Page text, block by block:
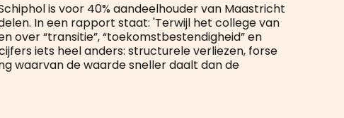
is voor 40% aandeelhouder van Maastricht
In een rapport staat: 'Terwijl het college van
over “transitie”, “toekomstbestendigheid” en
iets heel anders: structurele verliezen, forse
waarvan de waarde sneller daalt dan de